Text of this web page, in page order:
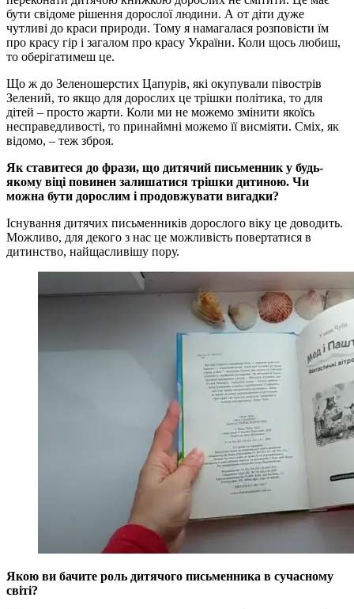
бути свідоме рішення дорослої людини. А от діти дуже
чутливі до краси природи. Тому я намагалася розповісти їм
про красу гір і загалом про красу України. Коли щось любиш,
то оберігатимеш це.
Що ж до Зеленошерстих Цапурів, які окупували півострів
Зелений, то якщо для дорослих це трішки політика, то для
дітей – просто жарти. Коли ми не можемо змінити якоїсь
несправедливості, то принаймні можемо її висміяти. Сміх, як
відомо, – теж зброя.
Як ставитеся до фрази, що дитячий письменник у будь-
якому віці повинен залишатися трішки дитиною. Чи
можна бути дорослим і продовжувати вигадки?
Існування дитячих письменників дорослого віку це доводить.
Можливо, для декого з нас це можливість повертатися в
дитинство, найщасливішу пору.
Якою ви бачите роль дитячого письменника в сучасному
світі?